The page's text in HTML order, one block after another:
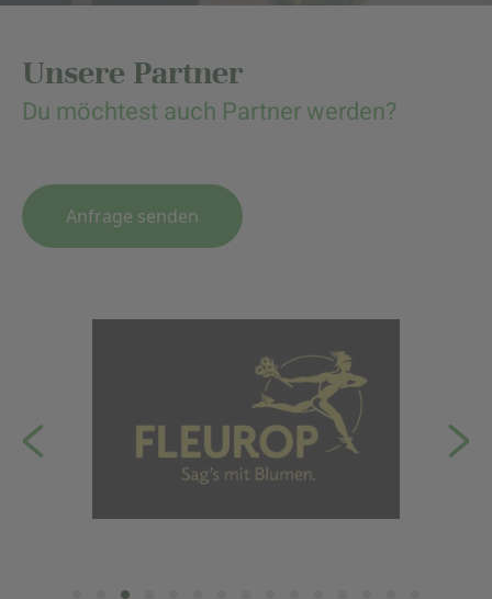
Unsere Partner
Du möchtest auch Partner werden?
Anfrage senden